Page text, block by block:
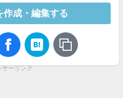
作成・編集する
サーリンク